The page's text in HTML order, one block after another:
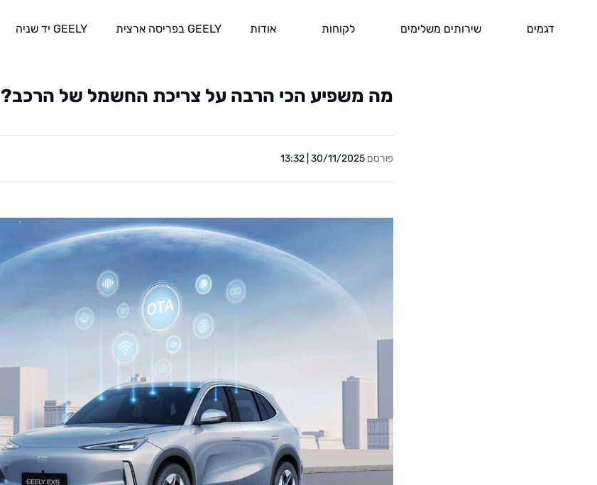
דגמים שירותים משלימים לקוחות אודות GEELY בפריסה ארצית GEELY יד שניה
מה משפיע הכי הרבה על צריכת החשמל של הרכב?
פורסם 30/11/2025 | 13:32